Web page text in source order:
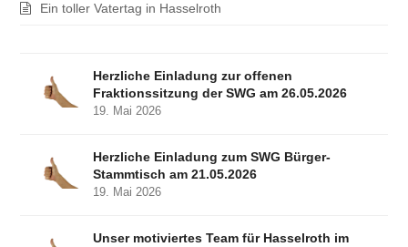
Ein toller Vatertag in Hasselroth
Herzliche Einladung zur offenen
Fraktionssitzung der SWG am 26.05.2026
19. Mai 2026
Herzliche Einladung zum SWG Bürger-
Stammtisch am 21.05.2026
19. Mai 2026
Unser motiviertes Team für Hasselroth im